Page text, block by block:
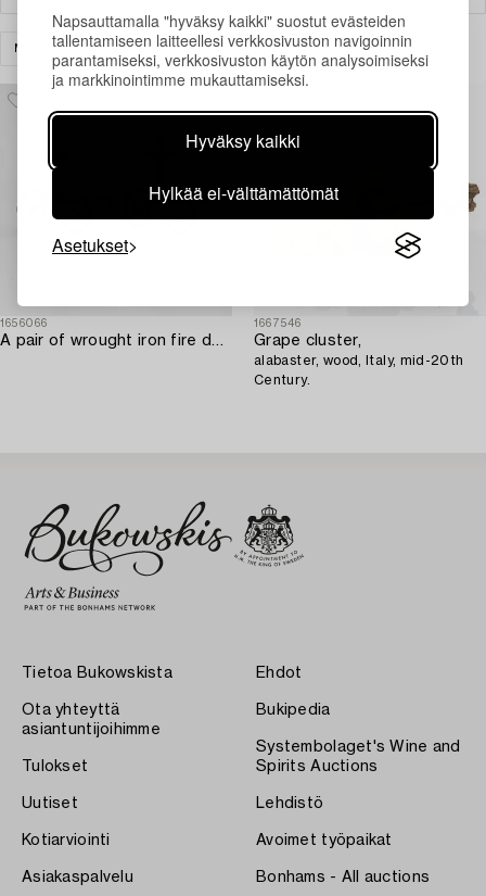
Napsauttamalla "hyväksy kaikki" suostut evästeiden
tallentamiseen laitteellesi verkkosivuston navigoinnin
parantamiseksi, verkkosivuston käytön analysoimiseksi
ja markkinointimme mukauttamiseksi.
Hyväksy kaikki
Hylkää ei-välttämättömät
Asetukset
MUUT TYHJENNÄ KAIKKI
1656066
A pair of wrought iron fire dogs.
1667546
Grape cluster,
alabaster, wood, Italy, mid-20th
Century.
Tietoa Bukowskista
Ota yhteyttä
asiantuntijoihimme
Tulokset
Uutiset
Kotiarviointi
Asiakaspalvelu
Ehdot
Bukipedia
Systembolaget's Wine and
Spirits Auctions
Lehdistö
Avoimet työpaikat
Bonhams - All auctions